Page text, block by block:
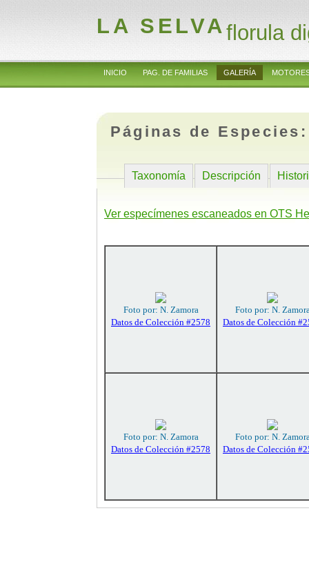
LA SELVAflorula
INICIO PAG. DE FAMILIAS GALERÍA
Páginas de
Taxonomía Descripción
Ver especímenes escaneados en OTS
Foto por: N. Zamora
Datos de Colección #2578
Foto por: N.
Datos de Colección
Foto por: N. Zamora
Datos de Colección #2578
Foto por: N.
Datos de Colección